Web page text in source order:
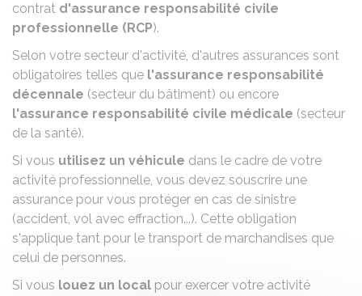
contrat d'assurance responsabilité civile
professionnelle (RCP).
Selon votre secteur d'activité, d'autres assurances sont
obligatoires telles que l'assurance responsabilité
décennale (secteur du bâtiment) ou encore
l'assurance responsabilité civile médicale (secteur
de la santé).
Si vous utilisez un véhicule dans le cadre de votre
activité professionnelle, vous devez souscrire une
assurance pour vous protéger en cas de sinistre
(accident, vol avec effraction...). Cette obligation
s'applique tant pour le transport de marchandises que
celui de personnes.
Si vous louez un local pour exercer votre activité